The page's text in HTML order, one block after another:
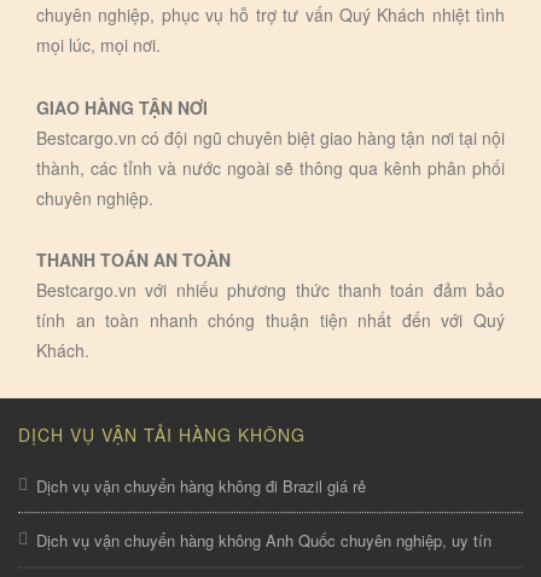
chuyên nghiệp, phục vụ hỗ trợ tư vấn Quý Khách nhiệt tình
mọi lúc, mọi nơi.
GIAO HÀNG TẬN NƠI
Bestcargo.vn có đội ngũ chuyên biệt giao hàng tận nơi tại nội
thành, các tỉnh và nước ngoài sẽ thông qua kênh phân phối
chuyên nghiệp.
THANH TOÁN AN TOÀN
Bestcargo.vn với nhiếu phương thức thanh toán đảm bảo
tính an toàn nhanh chóng thuận tiện nhất đến với Quý
Khách.
DỊCH VỤ VẬN TẢI HÀNG KHÔNG
Dịch vụ vận chuyển hàng không đi Brazil giá rẻ
Dịch vụ vận chuyển hàng không Anh Quốc chuyên nghiệp, uy tín